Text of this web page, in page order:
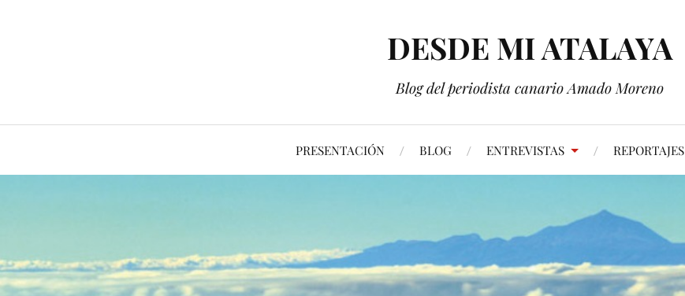
DESDE MI ATALAYA
Blog del periodista canario Amado Moreno
PRESENTACIÓN BLOG ENTREVISTAS REPORTAJES